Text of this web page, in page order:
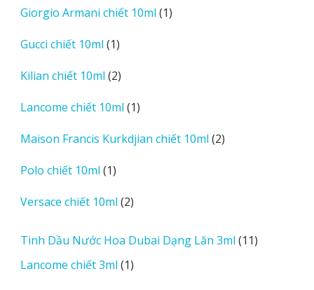
phẩm
Giorgio Armani chiết 10ml 11
Gucci chiết 10ml 11
phẩm
Kilian chiết 10ml 22
phẩm
Lancome chiết 10ml 11
phẩm
Maison Francis Kurkdjian chiết 10ml 22
Polo chiết 10ml 11
phẩm
Versace chiết 10ml 22
phẩm
Tinh Dầu Nước Hoa Dubai Dạng Lăn 3ml 1111
Lancome chiết 3ml 11